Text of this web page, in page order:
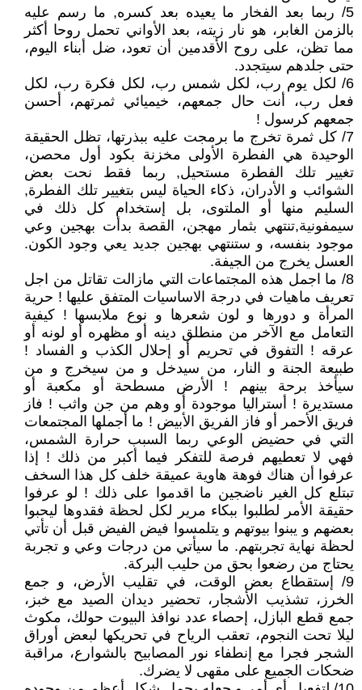
5/ ربما بعد الفخار ما يعيده بعد كسره, ما رسم عليه
بالزمن الغابر، هو نار زيته، بعد الأواني تحمل روحا أكثر
مما تظن، على روح الأقدمين أن تعود، ضل أبناء اليوم،
حتى جلدهم سيتجدد.
6/ لكل يوم رب، لكل شمس رب، لكل فكرة رب، لكل
فعل رب، أنت حال جمعهم، خيميائي ثمرتهم، أحسن
جمعهم كرسول !
7/ كل ثمرة تخرج ما برمجت عليه ببذرتها، تظل الحقيقة
الوحيدة هي الفطرة الأولى مخزنة بكود أول محصن،
تغيير تلك الفطرة مستحيل, ربما فقط نحت بعض
الشوائب و الأدران، ذكاء الحياة ليس بتغيير تلك الفطرة,
السليم منها أو الملتوى، بل إستخدام كل ذلك في
سيمفونية,تنتهي بثمار مهجن، القصة بدأت بهجين وعي
موجود بنفسه، و ستنتهي بهجين جديد يعي وجود الكون.
العسل يخرج من الجيفة.
8/ ما اجمل هذه المجتماعات التي مازالت تقاتل من اجل
تعريف ماهيات في درجة الاساسيات المتفق عليها ! حرية
المرأة و دورها و لون شعرها و نوع ملابسها ! كيفية
التعامل مع الآخر من منطلق دينه أو مظهره أو لونه أو
عرقه ! التفوق في تحريم أو إحلال الكذب و الفساد !
طبيعة الجنة و النار، من سيدخل و من سيخرج و من
سيأخذ برحة بينهم ! الأرض مسطحة أو مكعبة أو
مستديرة ! أستراليا موجودة أو وهم من جن واثب ! فاز
فريق الأحمر أو فاز الفريق الأبيض ! ما أجملها المجتمعات
التي في حضيض الوعي ربما السبب حرارة الشمس،
فهي لا تعطيهم فرصة للتفكر فيما أكبر من ذلك ! إذا
عرفوا أن هناك فوهة هاوية عميقة خلف كل هذا السخف
تبتلع كل الغير ناضجين ما اقدموا على ذلك ! لو عرفوا
حقيقة الأمر لطلبوا ببكاء مرير لكل لحظة فقدوها ليحبوا
بعضهم و يبنوا بيوتهم و يتلمسوا فيض الفيض قبل أن تأتي
لحظة نهاية تجربتهم. ما سيأتي من درجات وعي و تجربة
يحتاج من رضعوا بحق من حليب البركة.
9/ إستقطاع بعض الوقت، في تقليب الأرض، و جمع
الخرز، تشذيب الأشجار، تحضير ديدان الصيد مع خبز،
جمع قطع البازل، إحصاء عدد نوافذ البيوت حولك، مكوث
ليلا تحت النجوم، تعقب الرياح في تحريكها لبعض أوراق
الشجر فجرا مع إنطفاء نور المصابيح بالشوارع، مراقبة
ضحكات الجميع على مقهى لا يضرك.